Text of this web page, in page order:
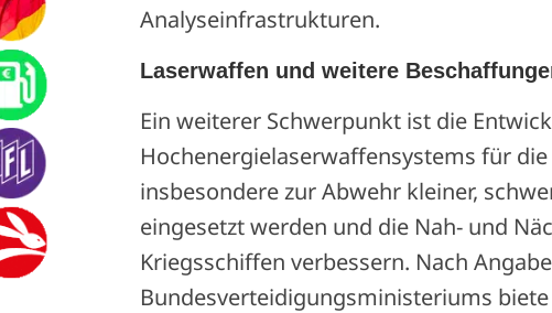
Analyseinfrastrukturen.
Laserwaffen und weitere
Ein weiterer Schwerpunkt ist die
Hochenergielaserwaffensystems für
insbesondere zur Abwehr kleiner,
eingesetzt werden und die Nah- und
Kriegsschiffen verbessern. Nach
Bundesverteidigungsministeriums